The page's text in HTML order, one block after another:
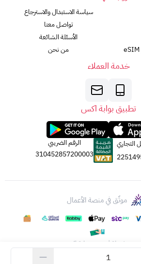
سياسة الاستبدال والاسترجاع
تواصل معنا
الأسئلة الشائعة
من نحن
خدمة العملاء
تطبيق بوابة اكس
التجاري
الرقم الضريبي
310452857200003
موثّق في منصة الأعمال
محفوظة | 2026 بوابة اكس